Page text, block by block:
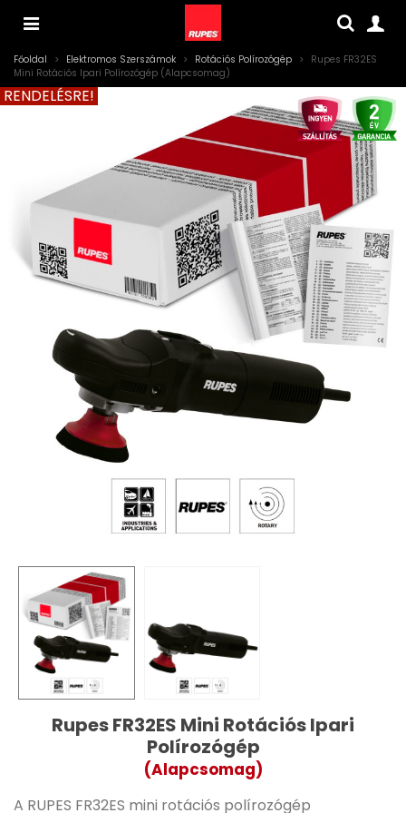
Főoldal > Elektromos Szerszámok > Rotációs Polírozógép > Rupes FR32ES
Mini Rotációs Ipari Polírozógép (Alapcsomag)
RENDELÉSRE!
Rupes FR32ES Mini Rotációs Ipari
Polírozógép
(Alapcsomag)
A RUPES FR32ES mini rotációs polírozógép